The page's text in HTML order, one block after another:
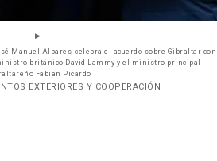
Manuel Albares, celebra el acuerdo sobre Gibraltar con
británico David Lammy y el ministro principal
Fabian Picardo
EXTERIORES Y COOPERACIÓN